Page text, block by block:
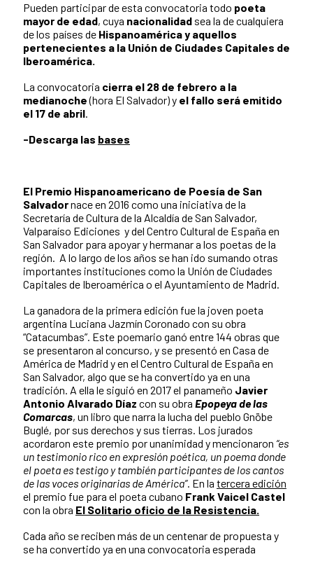
Pueden participar de esta convocatoria todo poeta
mayor de edad, cuya nacionalidad sea la de cualquiera
de los países de Hispanoamérica y aquellos
pertenecientes a la Unión de Ciudades Capitales de
Iberoamérica.
La convocatoria cierra el 28 de febrero a la
medianoche(hora El Salvador) y el fallo será emitido
el 17 de abril.
-Descarga las bases
El Premio Hispanoamericano de Poesía de San
Salvadornace en 2016 como una iniciativa de la
Secretaría de Cultura de la Alcaldía de San Salvador,
Valparaíso Ediciones y del Centro Cultural de España en
San Salvador para apoyar y hermanar a los poetas de la
región. A lo largo de los años se han ido sumando otras
importantes instituciones como la Unión de Ciudades
Capitales de Iberoamérica o el Ayuntamiento de Madrid.
La ganadora de la primera edición fue la joven poeta
argentina Luciana Jazmín Coronado con su obra
“Catacumbas”. Este poemario ganó entre 144 obras que
se presentaron al concurso, y se presentó en Casa de
América de Madrid y en el Centro Cultural de España en
San Salvador, algo que se ha convertido ya en una
tradición. A ella le siguió en 2017 el panameño Javier
Antonio Alvarado Díaz con su obra Epopeya de las
Comarcas, un libro que narra la lucha del pueblo Gnöbe
Buglé, por sus derechos y sus tierras. Los jurados
acordaron este premio por unanimidad y mencionaron “es
un testimonio rico en expresión poética, un poema donde
el poeta es testigo y también participantes de los cantos
de las voces originarias de América”. En la tercera edición
el premio fue para el poeta cubano Frank Vaicel Castel
con la obra El Solitario oficio de la Resistencia.
Cada año se reciben más de un centenar de propuesta y
se ha convertido ya en una convocatoria esperada